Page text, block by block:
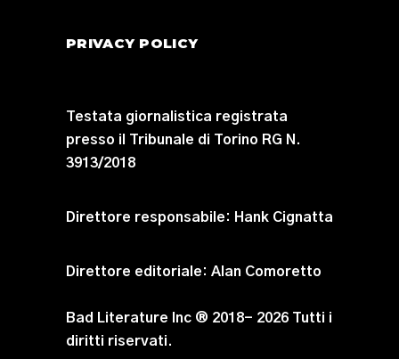
PRIVACY POLICY
Testata giornalistica registrata
presso il Tribunale di Torino RG N.
3913/2018
Direttore responsabile: Hank Cignatta
Direttore editoriale: Alan Comoretto
Bad Literature Inc ® 2018- 2026 Tutti i
diritti riservati.